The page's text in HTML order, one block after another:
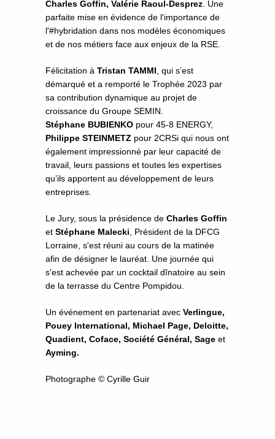
Charles Goffin, Valérie Raoul-Desprez . Une
parfaite mise en évidence de l'importance de
l'#hybridation dans nos modèles économiques
et de nos métiers face aux enjeux de la RSE.
Félicitation à Tristan TAMMI , qui s’est
démarqué et a remporté le Trophée 2023 par
sa contribution dynamique au projet de
croissance du Groupe SEMIN.
Stéphane BUBIENKO pour 45-8 ENERGY,
Philippe STEINMETZ pour 2CRSi qui nous ont
également impressionné par leur capacité de
travail, leurs passions et toutes les expertises
qu’ils apportent au développement de leurs
entreprises.
Le Jury, sous la présidence de Charles Goffin
et Stéphane Malecki , Président de la DFCG
Lorraine, s'est réuni au cours de la matinée
afin de désigner le lauréat. Une journée qui
s'est achevée par un cocktail dînatoire au sein
de la terrasse du Centre Pompidou.
Un événement en partenariat avec Verlingue,
Pouey International, Michael Page, Deloitte,
Quadient, Coface, Société Général, Sage et
Ayming.
Photographe © Cyrille Guir